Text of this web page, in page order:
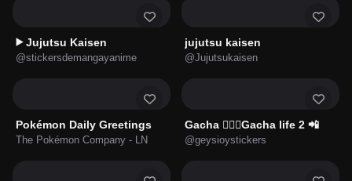
▶️ Jujutsu Kaisen
@stickersdemangayanime
jujutsu kaisen
@Jujutsukaisen
Pokémon Daily Greetings
The Pokémon Company - LN
Gacha 🙅🏻‍♀️Gacha life 2 📲
@geysioystickers